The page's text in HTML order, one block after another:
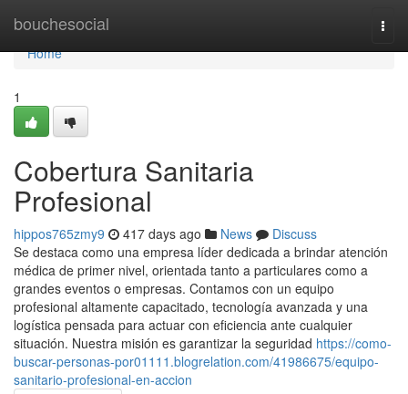
bouchesocial
Home
Home
1
Cobertura Sanitaria
Profesional
hippos765zmy9 417 days ago News
Discuss
Se destaca como una empresa líder dedicada a brindar atención
médica de primer nivel, orientada tanto a particulares como a
grandes eventos o empresas. Contamos con un equipo
profesional altamente capacitado, tecnología avanzada y una
logística pensada para actuar con eficiencia ante cualquier
situación. Nuestra misión es garantizar la seguridad https://como-
buscar-personas-por01111.blogrelation.com/41986675/equipo-
sanitario-profesional-en-accion